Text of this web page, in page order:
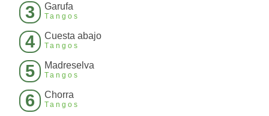
3 Garufa
Tangos
4 Cuesta abajo
Tangos
5 Madreselva
Tangos
6 Chorra
Tangos